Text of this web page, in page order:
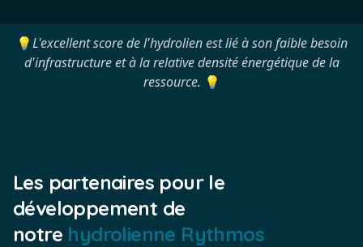
💡L'excellent score de l'hydrolien est lié à son faible besoin
d'infrastructure et à la relative densité énergétique de la
ressource. 💡
Les partenaires pour le
développement de
notre hydrolienne Rythmos